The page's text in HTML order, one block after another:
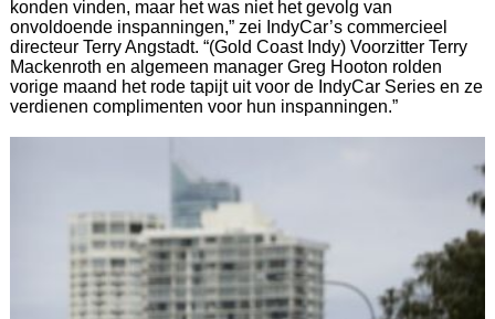
konden vinden, maar het was niet het gevolg van
onvoldoende inspanningen,” zei IndyCar’s commercieel
directeur Terry Angstadt. “(Gold Coast Indy) Voorzitter Terry
Mackenroth en algemeen manager Greg Hooton rolden
vorige maand het rode tapijt uit voor de IndyCar Series en ze
verdienen complimenten voor hun inspanningen.”